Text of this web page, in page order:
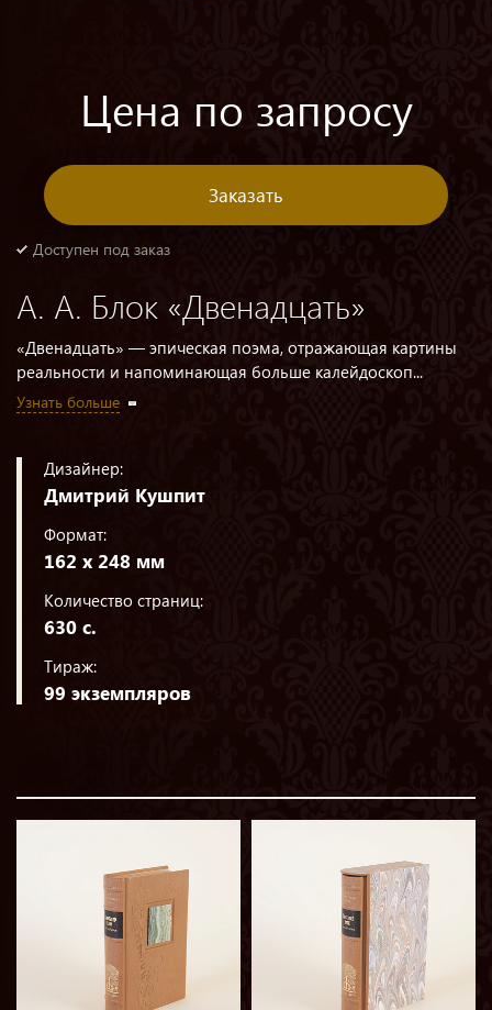
Доступен под заказ
А. А. Блок «Двенадцать»
«Двенадцать» — эпическая поэма, отражающая картины
реальности и напоминающая больше калейдоскоп...
Узнать больше
Цена по запросу
Заказать
Дизайнер:
Дмитрий Кушпит
Формат:
162 х 248 мм
Количество страниц:
630 с.
Тираж:
99 экземпляров